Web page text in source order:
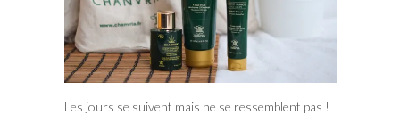
Les jours se suivent mais ne se ressemblent pas !